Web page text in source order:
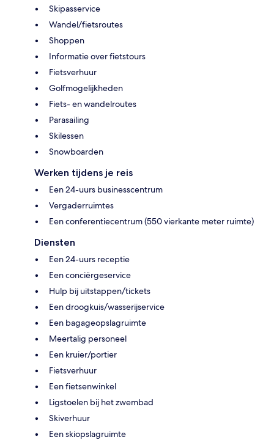
Skipasservice
Wandel/fietsroutes
Shoppen
Informatie over fietstours
Fietsverhuur
Golfmogelijkheden
Fiets- en wandelroutes
Parasailing
Skilessen
Snowboarden
Werken tijdens je reis
Een 24-uurs businesscentrum
Vergaderruimtes
Een conferentiecentrum (550 vierkante meter ruimte)
Diensten
Een 24-uurs receptie
Een conciërgeservice
Hulp bij uitstappen/tickets
Een droogkuis/wasserijservice
Een bagageopslagruimte
Meertalig personeel
Een kruier/portier
Fietsverhuur
Een fietsenwinkel
Ligstoelen bij het zwembad
Skiverhuur
Een skiopslagruimte